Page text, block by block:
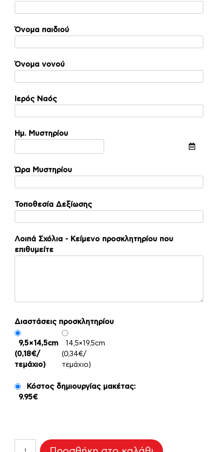
Όνομα παιδιού
Όνομα νονού
Ιερός Ναός
Ημ. Μυστηρίου
Ώρα Μυστηρίου
Τοποθεσία Δεξίωσης
Λοιπά Σχόλια - Κείμενο προσκλητηρίου που
επιθυμείτε
Διαστάσεις προσκλητηρίου
9,5×14,5cm
(0,18€/
τεμάχιο)
14,5×19,5cm
(0,34€/
τεμάχιο)
Κόστος δημιουργίας μακέτας:
9.95€
Προσκλητήριο